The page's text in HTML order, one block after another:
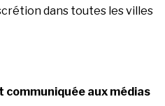
dans toutes les villes
communiquée aux médias